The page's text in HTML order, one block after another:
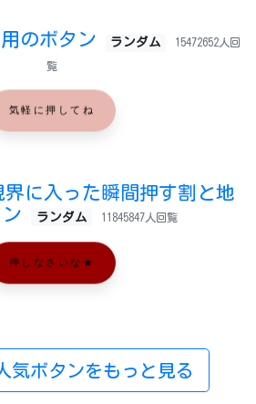
のボタン ランダム 15472652人回
覧
気軽に押してね
に入った瞬間押す割と地
ランダム 11845847人回覧
押しなさいな★
気ボタンをもっと見る